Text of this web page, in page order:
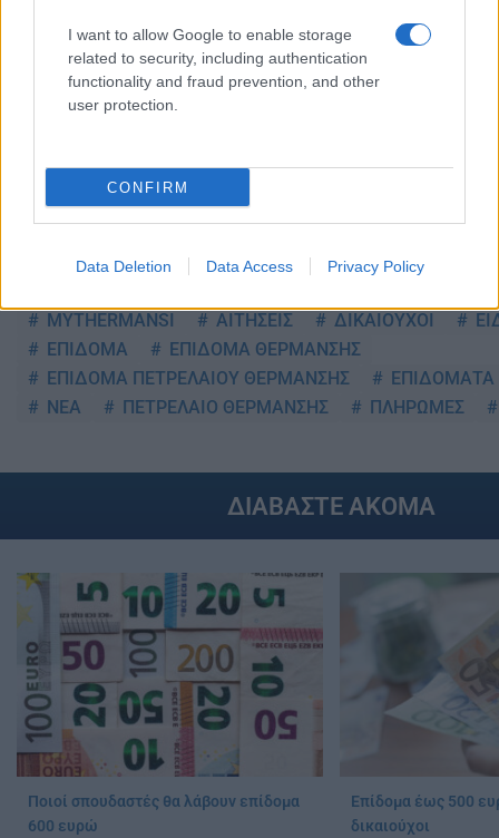
I want to allow Google to enable storage
related to security, including authentication
functionality and fraud prevention, and other
user protection.
CONFIRM
Data Deletion Data Access Privacy Policy
Στην Κατηγορία:ΕΙΔΗΣΕΙΣ
MYTHERMANSI
ΑΙΤΗΣΕΙΣ ΔΙΚΑΙΟΥΧΟΙ
ΕΠΙΔΟΜΑ
ΕΠΙΔΟΜΑ ΘΕΡΜΑΝΣΗΣ
ΕΠΙΔΟΜΑ ΠΕΤΡΕΛΑΙΟΥ ΘΕΡΜΑΝΣΗΣ
ΕΠΙΔΟΜΑΤΑ
ΝΕΑ
ΠΕΤΡΕΛΑΙΟ ΘΕΡΜΑΝΣΗΣ ΠΛΗΡΩΜΕΣ
ΔΙΑΒΑΣΤΕ ΑΚΟΜΑ
Ποιοί σπουδαστές θα λάβουν επίδομα
600 ευρώ
Επίδομα έως 500
δικαιούχοι